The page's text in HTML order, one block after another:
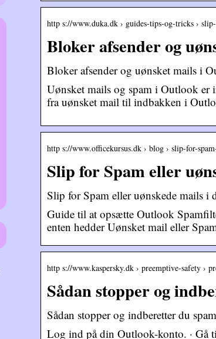
http s://www.duka.dk › guides-tips-og-tricks ›
Bloker afsender og
Bloker afsender og uønsket mails i
Uønsket mails og spam i Outlook er
fra uønsket mail til indbakken i
http s://www.officekursus.dk › blog › slip-for-
Slip for Spam eller
Slip for Spam eller uønskede mails
Guide til at opsætte Outlook
enten hedder Uønsket mail eller
http s://www.kaspersky.dk › preemptive-safety ›
Sådan stopper og
Sådan stopper og indberetter du
Log ind på din Outlook-konto. · Gå